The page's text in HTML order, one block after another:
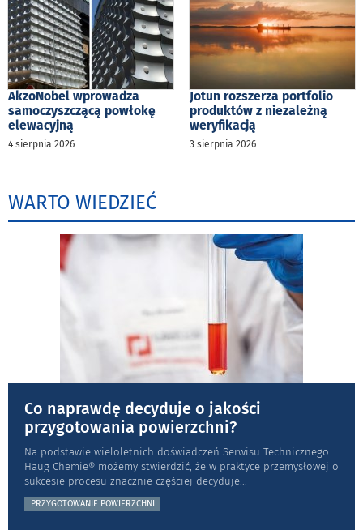
AkzoNobel wprowadza
samoczyszczącą powłokę
elewacyjną
4 sierpnia 2026
Jotun rozszerza portfolio
produktów z niezależną
weryfikacją
3 sierpnia 2026
WARTO WIEDZIEĆ
Co naprawdę decyduje o jakości
przygotowania powierzchni?
Na podstawie wieloletnich doświadczeń Serwisu Technicznego
Haug Chemie® możemy stwierdzić, że w praktyce przemysłowej o
sukcesie procesu znacznie częściej decyduje...
PRZYGOTOWANIE POWIERZCHNI